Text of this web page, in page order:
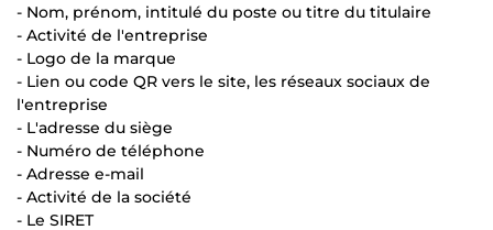
- Nom, prénom, intitulé du poste ou titre du titulaire
- Activité de l'entreprise
- Logo de la marque
- Lien ou code QR vers le site, les réseaux sociaux de
l'entreprise
- L'adresse du siège
- Numéro de téléphone
- Adresse e-mail
- Activité de la société
- Le SIRET